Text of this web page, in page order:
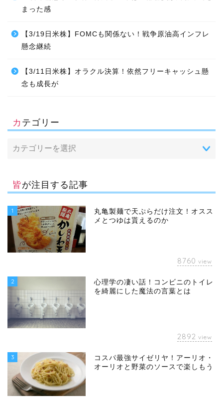
まった感
【3/19日米株】FOMCも関係ない！戦争原油高インフレ
懸念継続
【3/11日米株】オラクル決算！依然フリーキャッシュ懸
念も成長が
カテゴリー
皆が注目する記事
1
丸亀製麺で天ぷらだけ注文！オスス
メとつゆは貰えるのか
8760 view
2
心理学の凄い話！コンビニのトイレ
を綺麗にした魔法の言葉とは
2892 view
3
コスパ最強サイゼリヤ！アーリオ・
オーリオと野菜のソースで楽しもう